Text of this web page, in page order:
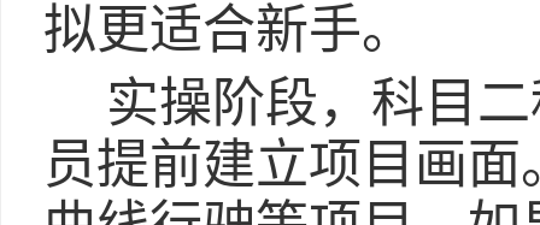
拟更适合新手。
实操阶段，科目
员提前建立项目画